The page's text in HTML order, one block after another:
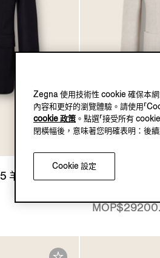
羊毛夹克
浅米色
Zegna 使用技術性 cookie 確保本
內容和更好的瀏覽體驗。請使用「
cookie 政策。點選「接受所有
閉橫幅後，意味著您明確表明：後
Cookie 設定